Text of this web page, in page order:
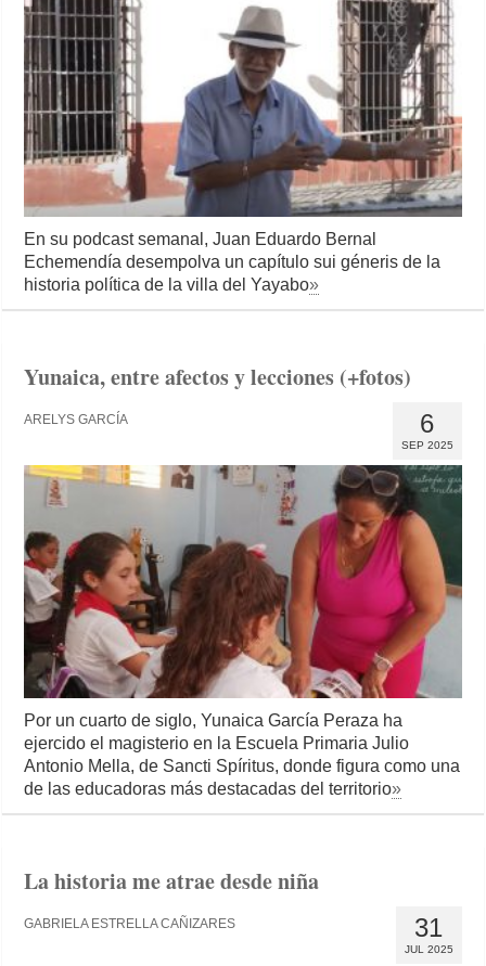
En su podcast semanal, Juan Eduardo Bernal
Echemendía desempolva un capítulo sui géneris de la
historia política de la villa del Yayabo»
Yunaica, entre afectos y lecciones (+fotos)
6
SEP 2025
ARELYS GARCÍA
Por un cuarto de siglo, Yunaica García Peraza ha
ejercido el magisterio en la Escuela Primaria Julio
Antonio Mella, de Sancti Spíritus, donde figura como una
de las educadoras más destacadas del territorio»
La historia me atrae desde niña
31
JUL 2025
GABRIELA ESTRELLA CAÑIZARES